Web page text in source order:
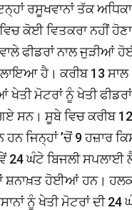
ਰਸੂਖਵਾਨਾਂ ਤੱਕ
ਕੋਈ ਵਿਤਕਰਾ ਨਹੀਂ ਹੋਣਾ
ਵਾਲੇ ਫੀਡਰਾਂ ਨਾਲ ਜੁੜੀਆਂ
ਲਾਇਆ ਹੈ। ਕਰੀਬ 13 ਸਾਲ
ਮੋਟਰਾਂ ਨੂੰ ਖੇਤੀ
ਸਨ। ਸੂਬੇ ਵਿਚ ਕਰੀਬ 12
ਜਿਨ੍ਹਾਂ ’ਚੋਂ 9 ਹਜ਼ਾਰ
24 ਘੰਟੇ ਬਿਜਲੀ ਸਪਲਾਈ
ਸ਼ਨਾਖ਼ਤ ਹੋਈਆਂ ਹਨ।
ਨੂੰ ਖੇਤੀ ਮੋਟਰਾਂ ਦੀ 24